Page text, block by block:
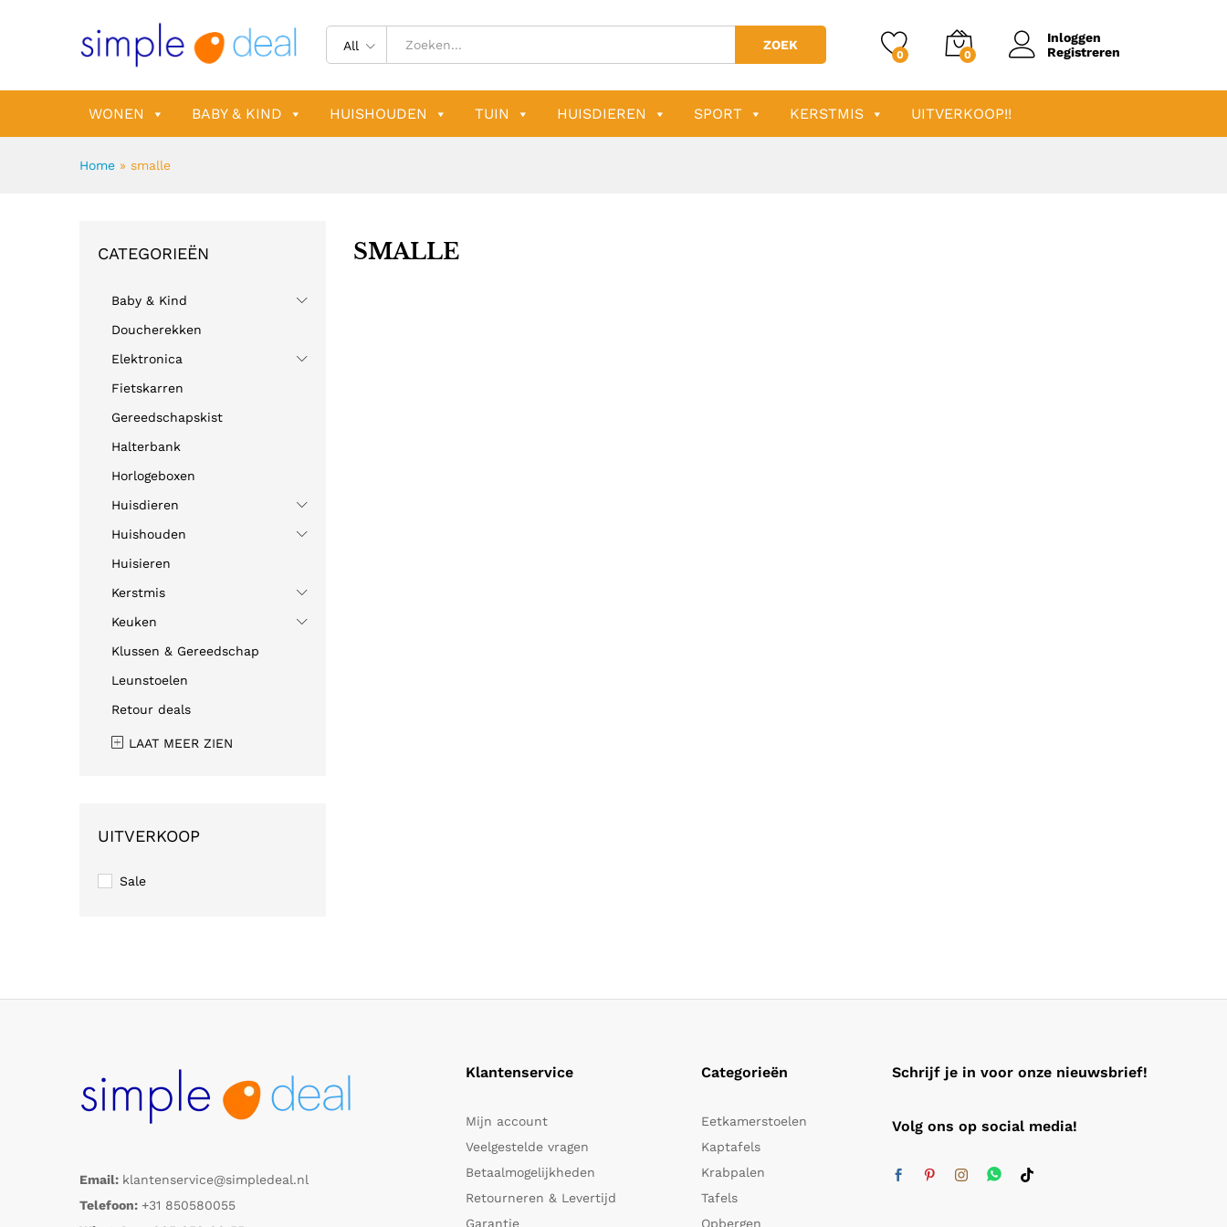
All ZOEK
0 0
Inloggen
Registreren
WONEN BABY & KIND HUISHOUDEN TUIN HUISDIEREN SPORT KERSTMIS UITVERKOOP!!
Home » smalle
SMALLE
CATEGORIEËN
Baby & Kind
Doucherekken
Elektronica
Fietskarren
Gereedschapskist
Halterbank
Horlogeboxen
Huisdieren
Huishouden
Huisieren
Kerstmis
Keuken
Klussen & Gereedschap
Leunstoelen
Retour deals
LAAT MEER ZIEN
UITVERKOOP
Sale
Email: klantenservice@simpledeal.nl
Telefoon: +31 850580055
Klantenservice
Mijn account
Veelgestelde vragen
Betaalmogelijkheden
Retourneren & Levertijd
Garantie
Categorieën
Eetkamerstoelen
Kaptafels
Krabpalen
Tafels
Opbergen
Schrijf je in voor onze nieuwsbrief!
Volg ons op social media!